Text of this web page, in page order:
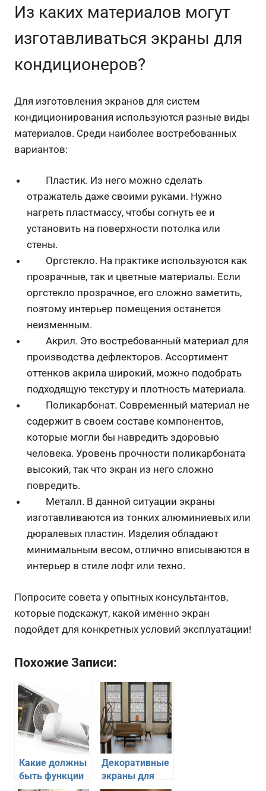
Из каких материалов могут
изготавливаться экраны для
кондиционеров?
Для изготовления экранов для систем
кондиционирования используются разные виды
материалов. Среди наиболее востребованных
вариантов:
Пластик. Из него можно сделать
отражатель даже своими руками. Нужно
нагреть пластмассу, чтобы согнуть ее и
установить на поверхности потолка или
стены.
Оргстекло. На практике используются как
прозрачные, так и цветные материалы. Если
оргстекло прозрачное, его сложно заметить,
поэтому интерьер помещения останется
неизменным.
Акрил. Это востребованный материал для
производства дефлекторов. Ассортимент
оттенков акрила широкий, можно подобрать
подходящую текстуру и плотность материала.
Поликарбонат. Современный материал не
содержит в своем составе компонентов,
которые могли бы навредить здоровью
человека. Уровень прочности поликарбоната
высокий, так что экран из него сложно
повредить.
Металл. В данной ситуации экраны
изготавливаются из тонких алюминиевых или
дюралевых пластин. Изделия обладают
минимальным весом, отлично вписываются в
интерьер в стиле лофт или техно.
Попросите совета у опытных консультантов,
которые подскажут, какой именно экран
подойдет для конкретных условий эксплуатации!
Похожие Записи:
Какие должны
быть функции
Декоративные
экраны для